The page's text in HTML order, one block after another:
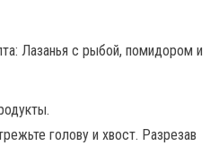
голову и хвост. Разрезав